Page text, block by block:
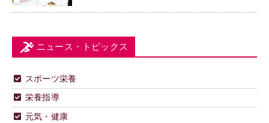
ニュース・トピックス
スポーツ栄養
栄養指導
元気・健康